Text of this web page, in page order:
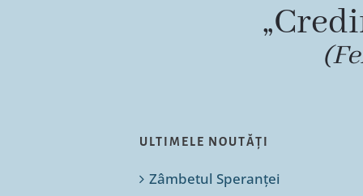
ULTIMELE NOUTĂȚI
Zâmbetul Speranței